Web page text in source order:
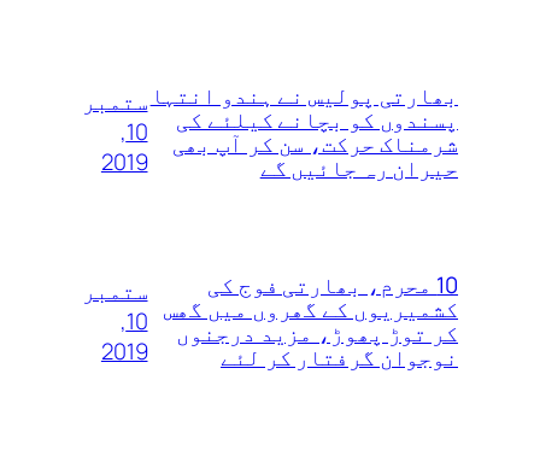
بھارتی پولیس نے ہندو انتہا
پسندوں‌ کو بچانے کیلئے کی
شرمناک حرکت، سن کر آپ بھی
حیران رہ جائیں گے
ستمبر
10,
2019
10 محرم، بھارتی فوج کی
کشمیریوں کے گھروں‌ میں‌ گھس
کر توڑ‌ پھوڑ، مزید درجنوں‌
نوجوان گرفتار کر لئے
ستمبر
10,
2019